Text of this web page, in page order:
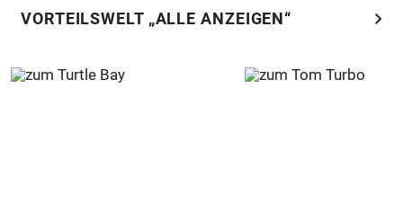
VORTEILSWELT „ALLE ANZEIGEN“ chevron_right